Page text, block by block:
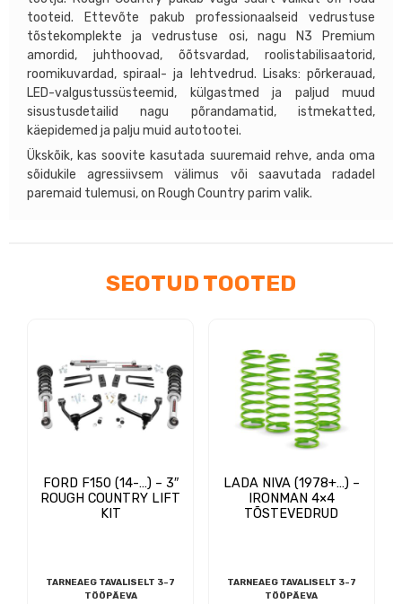
kogus
tooteid. Ettevõte pakub professionaalseid vedrustuse
tõstekomplekte ja vedrustuse osi, nagu N3 Premium
amordid, juhthoovad, õõtsvardad, roolistabilisaatorid,
roomikuvardad, spiraal- ja lehtvedrud. Lisaks: põrkerauad,
LED-valgustussüsteemid, külgastmed ja paljud muud
sisustusdetailid nagu põrandamatid, istmekatted,
käepidemed ja palju muid autotootei.
Ükskõik, kas soovite kasutada suuremaid rehve, anda oma
sõidukile agressiivsem välimus või saavutada radadel
paremaid tulemusi, on Rough Country parim valik.
SEOTUD TOOTED
FORD F150 (14-…) – 3″
ROUGH COUNTRY LIFT
KIT
TARNEAEG TAVALISELT 3-7
TÖÖPÄEVA
LADA NIVA (1978+…) –
IRONMAN 4×4
TÕSTEVEDRUD
TARNEAEG TAVALISELT 3-7
TÖÖPÄEVA